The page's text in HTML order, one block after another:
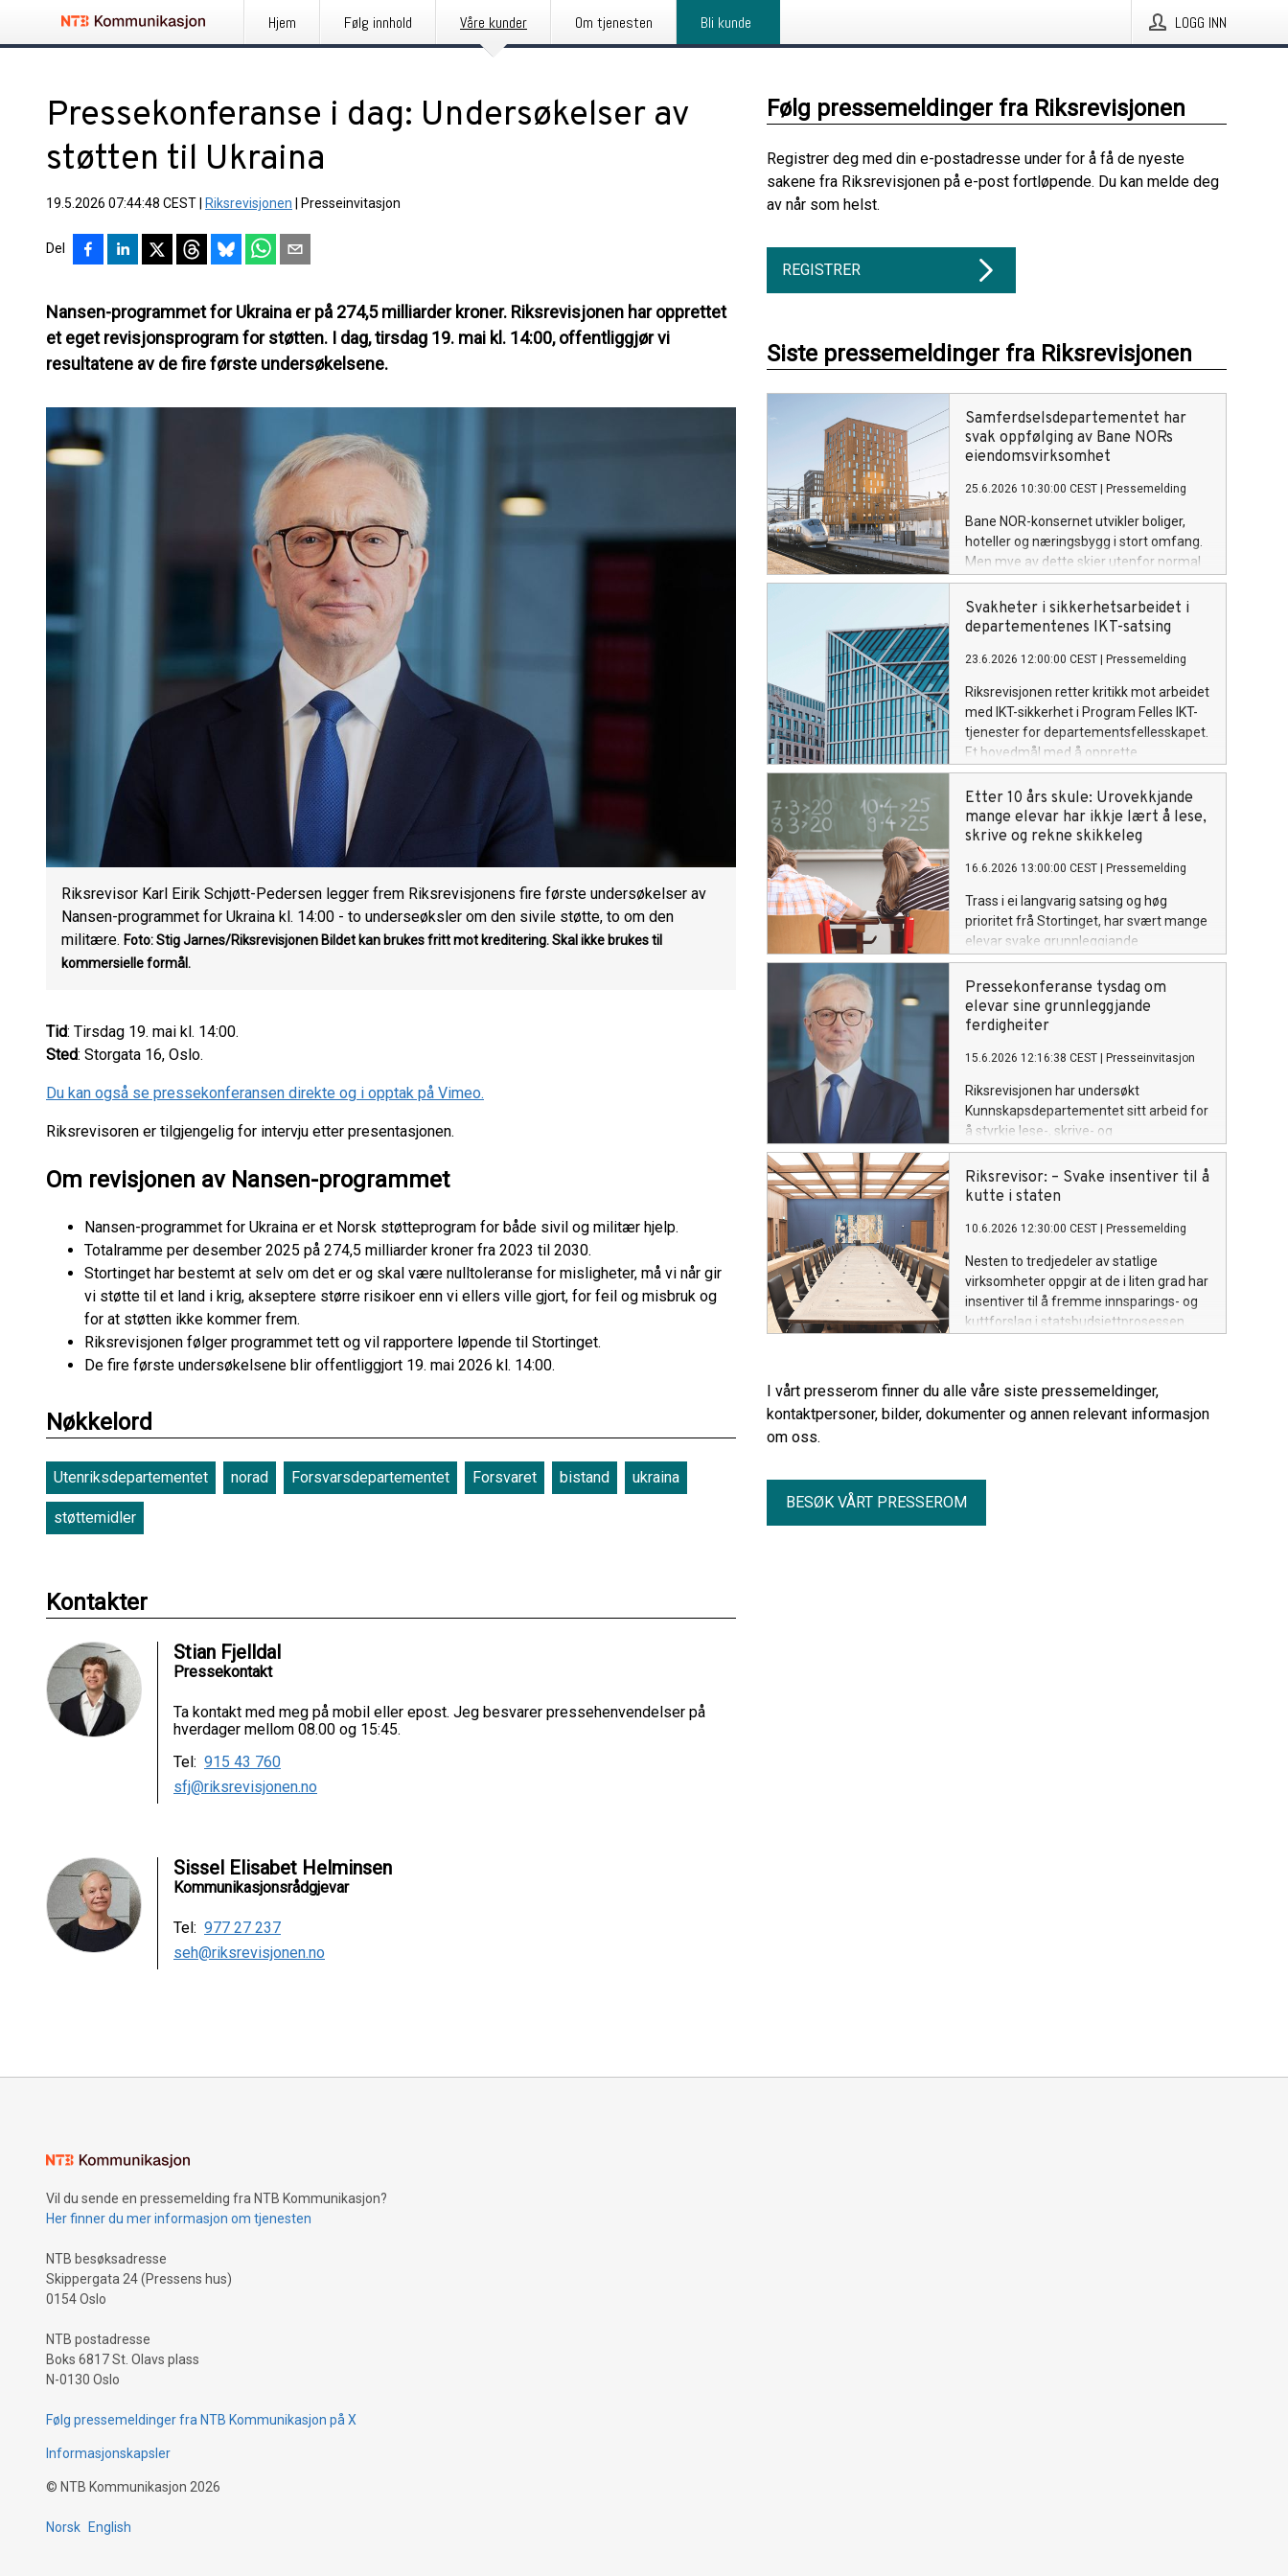
Hjem Følg innhold Våre kunder Om tjenesten Bli kunde LOGG INN
Pressekonferanse i dag: Undersøkelser av
støtten til Ukraina
19.5.2026 07:44:48 CEST Riksrevisjonen Presseinvitasjon
Del
Nansen-programmet for Ukraina er på 274,5 milliarder kroner. Riksrevisjonen har opprettet
et eget revisjonsprogram for støtten. I dag, tirsdag 19. mai kl. 14:00, offentliggjør vi
resultatene av de fire første undersøkelsene.
Riksrevisor Karl Eirik Schjøtt-Pedersen legger frem Riksrevisjonens fire første undersøkelser av
Nansen-programmet for Ukraina kl. 14:00 - to underseøksler om den sivile støtte, to om den
militære. Foto: Stig Jarnes/Riksrevisjonen Bildet kan brukes fritt mot kreditering. Skal ikke brukes til
kommersielle formål.
Tid: Tirsdag 19. mai kl. 14:00.
Sted: Storgata 16, Oslo.
Du kan også se pressekonferansen direkte og i opptak på Vimeo.
Riksrevisoren er tilgjengelig for intervju etter presentasjonen.
Om revisjonen av Nansen-programmet
Nansen-programmet for Ukraina er et Norsk støtteprogram for både sivil og militær hjelp.
Totalramme per desember 2025 på 274,5 milliarder kroner fra 2023 til 2030.
Stortinget har bestemt at selv om det er og skal være nulltoleranse for misligheter, må vi når gir
vi støtte til et land i krig, akseptere større risikoer enn vi ellers ville gjort, for feil og misbruk og
for at støtten ikke kommer frem.
Riksrevisjonen følger programmet tett og vil rapportere løpende til Stortinget.
De fire første undersøkelsene blir offentliggjort 19. mai 2026 kl. 14:00.
Nøkkelord
Utenriksdepartementet norad Forsvarsdepartementet Forsvaret bistand ukraina
støttemidler
Kontakter
Stian Fjelldal
Pressekontakt
Ta kontakt med meg på mobil eller epost. Jeg besvarer pressehenvendelser på
hverdager mellom 08.00 og 15:45.
Tel: 915 43 760
sfj@riksrevisjonen.no
Sissel Elisabet Helminsen
Kommunikasjonsrådgjevar
Tel: 977 27 237
seh@riksrevisjonen.no
Følg pressemeldinger fra Riksrevisjonen
Registrer deg med din e-postadresse under for å få de nyeste
sakene fra Riksrevisjonen på e-post fortløpende. Du kan melde deg
av når som helst.
REGISTRER
Siste pressemeldinger fra Riksrevisjonen
Samferdselsdepartementet har
svak oppfølging av Bane NORs
eiendomsvirksomhet
25.6.2026 10:30:00 CEST Pressemelding
Bane NOR-konsernet utvikler boliger,
hoteller og næringsbygg i stort omfang.
Men mye av dette skjer utenfor normal
gangavstand til togstasjonene, og bidrar
i liten grad til å understøtte jernbanen.
Svakheter i sikkerhetsarbeidet i
departementenes IKT-satsing
23.6.2026 12:00:00 CEST Pressemelding
Riksrevisjonen retter kritikk mot arbeidet
med IKT-sikkerhet i Program Felles IKT-
tjenester for departementsfellesskapet.
Et hovedmål med å opprette
programmet i 2021 var å styrke IKT-
sikkerheten.
Etter 10 års skule: Urovekkjande
mange elevar har ikkje lært å lese,
skrive og rekne skikkeleg
16.6.2026 13:00:00 CEST Pressemelding
Trass i ei langvarig satsing og høg
prioritet frå Stortinget, har svært mange
elevar svake grunnleggjande
ferdigheiter etter grunnskulen.
Pressekonferanse tysdag om
elevar sine grunnleggjande
ferdigheiter
15.6.2026 12:16:38 CEST Presseinvitasjon
Riksrevisjonen har undersøkt
Kunnskapsdepartementet sitt arbeid for
å styrkje lese-, skrive- og
rekneferdigheitene hos elevane i
grunnskulen. Velkommen til
pressekonferanse tysdag kl. 13.
Riksrevisor: – Svake insentiver til å
kutte i staten
10.6.2026 12:30:00 CEST Pressemelding
Nesten to tredjedeler av statlige
virksomheter oppgir at de i liten grad har
insentiver til å fremme innsparings- og
kuttforslag i statsbudsjettprosessen.
I vårt presserom finner du alle våre siste pressemeldinger,
kontaktpersoner, bilder, dokumenter og annen relevant informasjon
om oss.
BESØK VÅRT PRESSEROM
Vil du sende en pressemelding fra NTB Kommunikasjon?
Her finner du mer informasjon om tjenesten
NTB besøksadresse
Skippergata 24 (Pressens hus)
0154 Oslo
NTB postadresse
Boks 6817 St. Olavs plass
N-0130 Oslo
Følg pressemeldinger fra NTB Kommunikasjon på X
Informasjonskapsler
© NTB Kommunikasjon 2026
Norsk English